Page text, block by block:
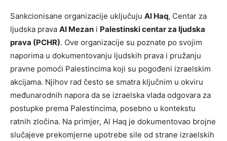
Sankcionisane organizacije uključuju Al Haq, Centar za
ljudska prava Al Mezan i Palestinski centar za ljudska
prava (PCHR). Ove organizacije su poznate po svojim
naporima u dokumentovanju ljudskih prava i pružanju
pravne pomoći Palestincima koji su pogođeni izraelskim
akcijama. Njihov rad često se smatra ključnim u okviru
međunarodnih napora da se izraelska vlada odgovara za
postupke prema Palestincima, posebno u kontekstu
ratnih zločina. Na primjer, Al Haq je dokumentovao brojne
slučajeve prekomjerne upotrebe sile od strane izraelskih